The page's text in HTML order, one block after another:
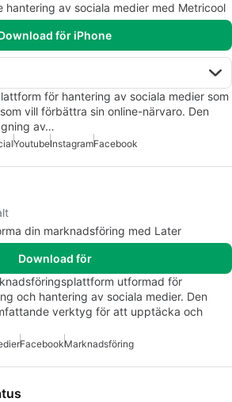
hantering av sociala medier med Metricool
för iPhone
för hantering av sociala medier som
vill förbättra sin online-närvaro. Den
av…
YoutubeInstagramFacebook
din marknadsföring med Later
Download för
utformad för
och hantering av sociala medier. Den
verktyg för att upptäcka och
FacebookMarknadsföring